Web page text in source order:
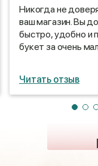
Никогда не
ваш магазин. Вы
быстро, удобно и
букет за очень
Читать отзыв